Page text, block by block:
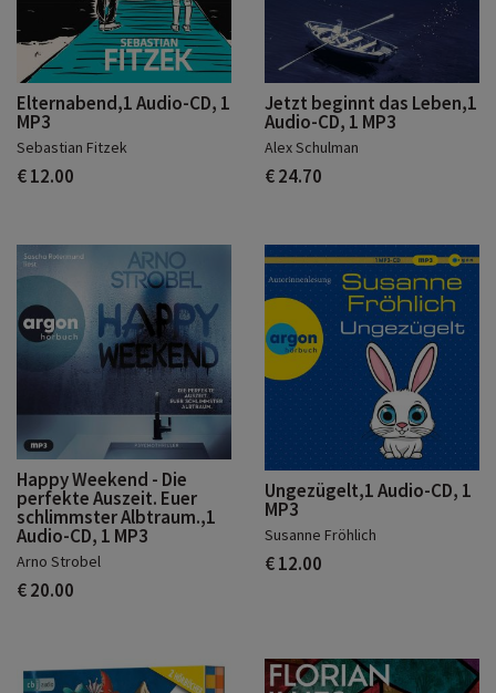
Elternabend,1 Audio-CD, 1
MP3
Sebastian Fitzek
€ 12.00
Jetzt beginnt das Leben,1
Audio-CD, 1 MP3
Alex Schulman
€ 24.70
Happy Weekend - Die
perfekte Auszeit. Euer
schlimmster Albtraum.,1
Audio-CD, 1 MP3
Arno Strobel
€ 20.00
Ungezügelt,1 Audio-CD, 1
MP3
Susanne Fröhlich
€ 12.00